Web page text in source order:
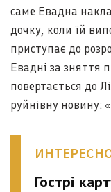
саме Евадна
дочку, коли їй
приступає до
Евадні за зняття
повертається до
руйнівну новину:
Гострі